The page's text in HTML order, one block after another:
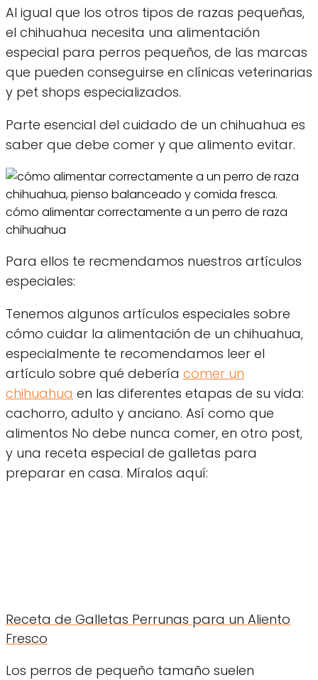
Al igual que los otros tipos de razas pequeñas,
el chihuahua necesita una alimentación
especial para perros pequeños, de las marcas
que pueden conseguirse en clínicas veterinarias
y pet shops especializados.
Parte esencial del cuidado de un chihuahua es
saber que debe comer y que alimento evitar.
cómo alimentar correctamente a un perro de raza
chihuahua
Para ellos te recmendamos nuestros artículos
especiales:
Tenemos algunos artículos especiales sobre
cómo cuidar la alimentación de un chihuahua,
especialmente te recomendamos leer el
artículo sobre qué debería comer un
chihuahua en las diferentes etapas de su vida:
cachorro, adulto y anciano. Así como que
alimentos No debe nunca comer, en otro post,
y una receta especial de galletas para
preparar en casa. Míralos aquí:
Receta de Galletas Perrunas para un Aliento
Fresco
Los perros de pequeño tamaño suelen